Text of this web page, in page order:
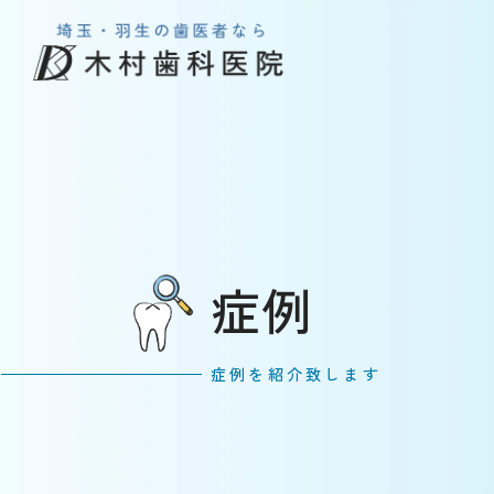
症例
症例を紹介致します